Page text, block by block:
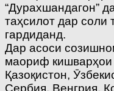
“Дурахшандагон”
таҳсилот дар соли
гардиданд.
Дар асоси
маориф кишварҳои
Қазоқистон,
Сербия, Венгрия,